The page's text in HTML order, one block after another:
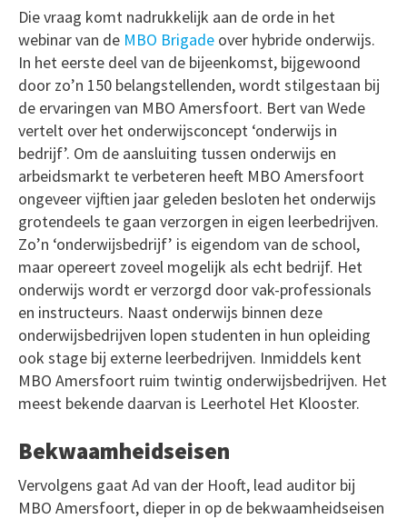
Die vraag komt nadrukkelijk aan de orde in het
webinar van de MBO Brigade over hybride onderwijs.
In het eerste deel van de bijeenkomst, bijgewoond
door zo’n 150 belangstellenden, wordt stilgestaan bij
de ervaringen van MBO Amersfoort. Bert van Wede
vertelt over het onderwijsconcept ‘onderwijs in
bedrijf’. Om de aansluiting tussen onderwijs en
arbeidsmarkt te verbeteren heeft MBO Amersfoort
ongeveer vijftien jaar geleden besloten het onderwijs
grotendeels te gaan verzorgen in eigen leerbedrijven.
Zo’n ‘onderwijsbedrijf’ is eigendom van de school,
maar opereert zoveel mogelijk als echt bedrijf. Het
onderwijs wordt er verzorgd door vak-professionals
en instructeurs. Naast onderwijs binnen deze
onderwijsbedrijven lopen studenten in hun opleiding
ook stage bij externe leerbedrijven. Inmiddels kent
MBO Amersfoort ruim twintig onderwijsbedrijven. Het
meest bekende daarvan is Leerhotel Het Klooster.
Bekwaamheidseisen
Vervolgens gaat Ad van der Hooft, lead auditor bij
MBO Amersfoort, dieper in op de bekwaamheidseisen